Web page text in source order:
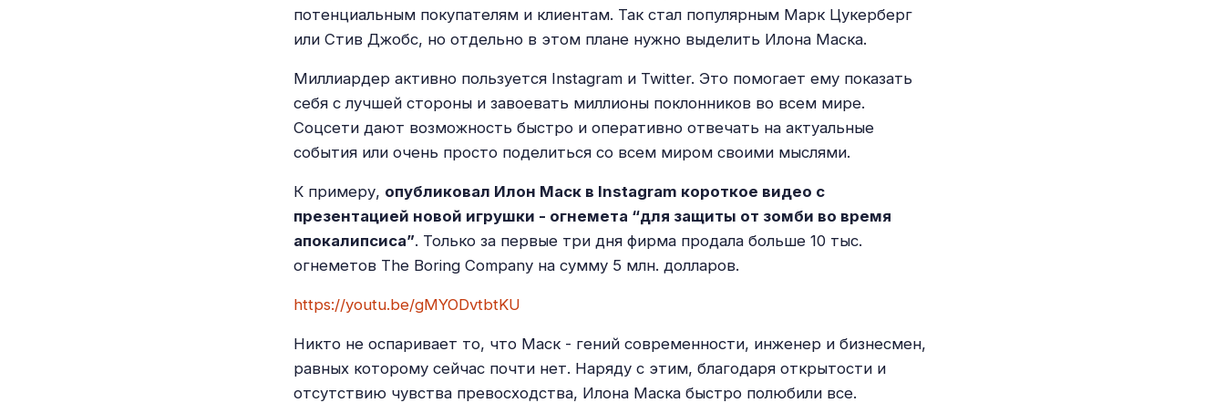
потенциальным покупателям и клиентам. Так стал популярным Марк Цукерберг
или Стив Джобс, но отдельно в этом плане нужно выделить Илона Маска.
Миллиардер активно пользуется Instagram и Twitter. Это помогает ему показать
себя с лучшей стороны и завоевать миллионы поклонников во всем мире.
Соцсети дают возможность быстро и оперативно отвечать на актуальные
события или очень просто поделиться со всем миром своими мыслями.
К примеру, опубликовал Илон Маск в Instagram короткое видео с
презентацией новой игрушки - огнемета “для защиты от зомби во время
апокалипсиса”. Только за первые три дня фирма продала больше 10 тыс.
огнеметов The Boring Company на сумму 5 млн. долларов.
https://youtu.be/gMYODvtbtKU
Никто не оспаривает то, что Маск - гений современности, инженер и бизнесмен,
равных которому сейчас почти нет. Наряду с этим, благодаря открытости и
отсутствию чувства превосходства, Илона Маска быстро полюбили все.